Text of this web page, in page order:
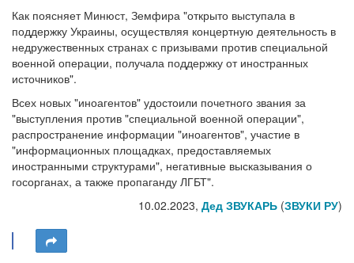
Как поясняет Минюст, Земфира "открыто выступала в
поддержку Украины, осуществляя концертную деятельность в
недружественных странах с призывами против специальной
военной операции, получала поддержку от иностранных
источников".
Всех новых "иноагентов" удостоили почетного звания за
"выступления против "специальной военной операции",
распространение информации "иноагентов", участие в
"информационных площадках, предоставляемых
иностранными структурами", негативные высказывания о
госорганах, а также пропаганду ЛГБТ".
10.02.2023, Дед ЗВУКАРЬ (ЗВУКИ РУ)